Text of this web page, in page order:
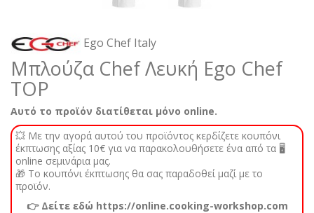
Ego Chef Italy
Μπλούζα Chef Λευκή Ego Chef
TOP
Αυτό το προϊόν διατίθεται μόνο online.
💥 Με την αγορά αυτού του προϊόντος κερδίζετε κουπόνι
έκπτωσης αξίας 10€ για να παρακολουθήσετε ένα από τα 🖥️
online σεμινάρια μας.
🎁 Το κουπόνι έκπτωσης θα σας παραδοθεί μαζί με το
προϊόν.
👉 Δείτε εδώ https://online.cooking-workshop.com